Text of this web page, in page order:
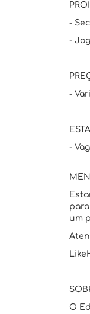
-
-
-
-
um
O